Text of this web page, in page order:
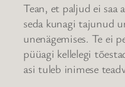
Tean, et paljud ei saa
seda kunagi tajunud
unenägemises. Te ei
püüagi kellelegi
asi tuleb inimese